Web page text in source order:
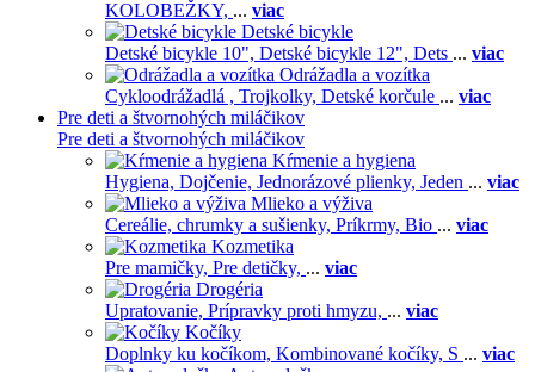
KOLOBEŽKY, ... viac
Detské bicykle
Detské bicykle 10", Detské bicykle 12", Dets ... viac
Odrážadla a vozítka
Cykloodrážadlá , Trojkolky, Detské korčule ... viac
Pre deti a štvornohých miláčikov
Pre deti a štvornohých miláčikov
Kŕmenie a hygiena
Hygiena, Dojčenie, Jednorázové plienky, Jeden ... viac
Mlieko a výživa
Cereálie, chrumky a sušienky, Príkrmy, Bio ... viac
Kozmetika
Pre mamičky, Pre detičky, ... viac
Drogéria
Upratovanie, Prípravky proti hmyzu, ... viac
Kočíky
Doplnky ku kočíkom, Kombinované kočíky, S ... viac